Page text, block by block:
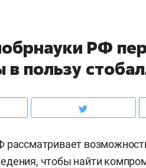
РФ
в пользу
рассматривает
чтобы найти